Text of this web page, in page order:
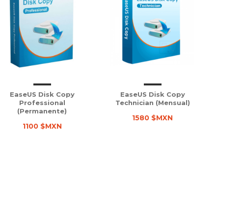
EaseUS Disk Copy
Professional
(Permanente)
1100 $MXN
EaseUS Disk Copy
Technician (Mensual)
1580 $MXN